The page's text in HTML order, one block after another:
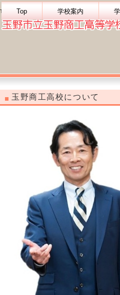
TAMANO COMMERCIAL and TECHNICAL HIGH
玉野商工高校について
Top 学校案内
保護者の皆様へ 同窓会の